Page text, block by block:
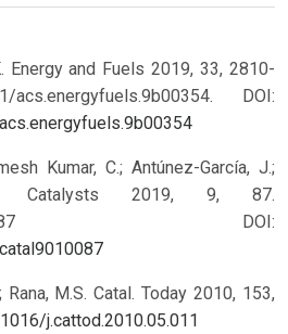
Energy and Fuels 2019, 33, 2810-
DOI:
Kumar, C.; Antúnez-García, J.;
S. Catalysts 2019, 9, 87.
catal9010087 DOI:
M.S. Catal. Today 2010, 153,
j.cattod.2010.05.011